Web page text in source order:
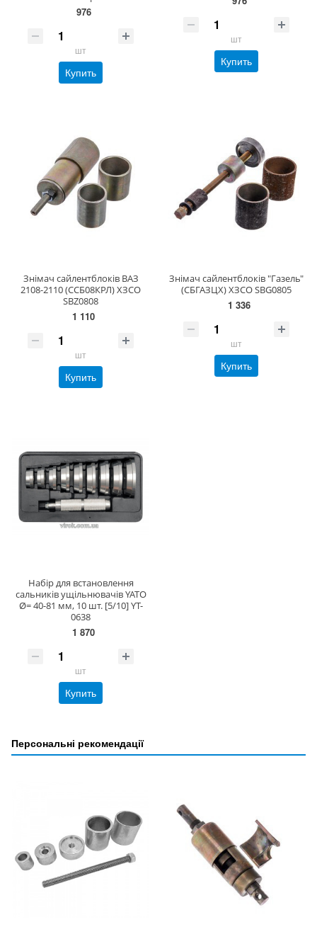
976
шт
Купить
шт
Купить
Знімач сайлентблоків ВАЗ
2108-2110 (ССБ08КРЛ) ХЗСО
SBZ0808
1 110
шт
Купить
Знімач сайлентблоків "Газель"
(СБГАЗЦХ) ХЗСО SBG0805
1 336
шт
Купить
Набір для встановлення
сальників ущільнювачів YATO
Ø= 40-81 мм, 10 шт. [5/10] YT-
0638
1 870
шт
Купить
Персональні рекомендації